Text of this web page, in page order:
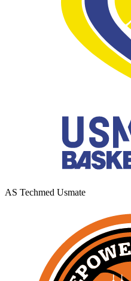
AS Techmed Usmate